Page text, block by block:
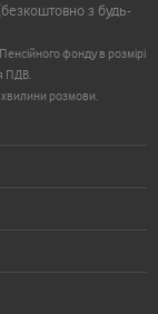
з будь-
фонду в розмірі
ПДВ.
хвилини розмови.